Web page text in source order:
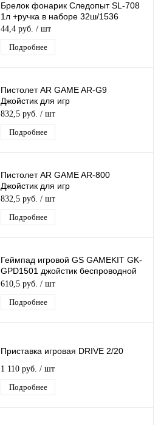
Брелок фонарик Следопыт SL-708
1л +ручка в наборе 32ш/1536
44,4 руб. / шт
Подробнее
Пистолет AR GAME AR-G9
Джойстик для игр
(синхронизируется со смартфоном
через Bluetooth) пластик
832,5 руб. / шт
Подробнее
Пистолет AR GAME AR-800
Джойстик для игр
(синхронизируется со смартфоном
через Bluetooth) пластик
832,5 руб. / шт
Подробнее
Геймпад игровой GS GAMEKIT GK-
GPD1501 джойстик беспроводной
для приставок, вибрация, гироскоп,
шнур
610,5 руб. / шт
Подробнее
Приставка игровая DRIVE 2/20
1 110 руб. / шт
Подробнее